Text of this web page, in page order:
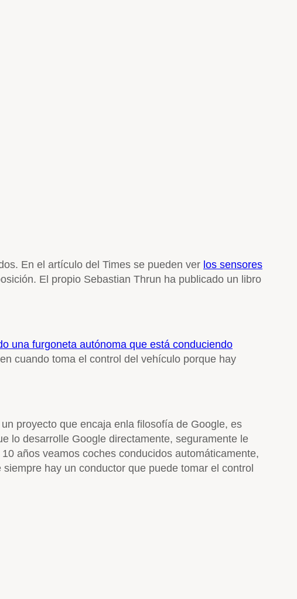
En el artículo del Times se pueden ver los sensores
El propio Sebastian Thrun ha publicado un libro
una furgoneta autónoma que está conduciendo
cuando toma el control del vehículo porque hay
proyecto que encaja enla filosofía de Google, es
lo desarrolle Google directamente, seguramente le
años veamos coches conducidos automáticamente,
hay un conductor que puede tomar el control